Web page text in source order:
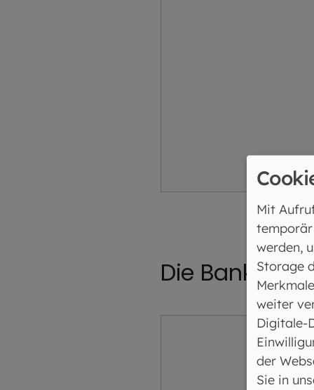
Die
Mit
werden,
Storage
weiter
Digitale-
der
Sie in